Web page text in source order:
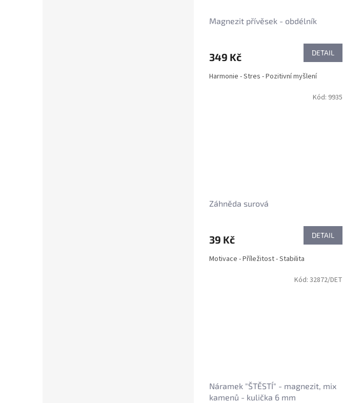
Magnezit přívěsek - obdélník
349 Kč DETAIL
Harmonie - Stres - Pozitivní myšlení
Záhněda surová
39 Kč DETAIL
Motivace - Příležitost - Stabilita
Kód: 9935
Náramek "ŠTĚSTÍ" - magnezit, mix
kamenů - kulička 6 mm
Kód: 32872/DET